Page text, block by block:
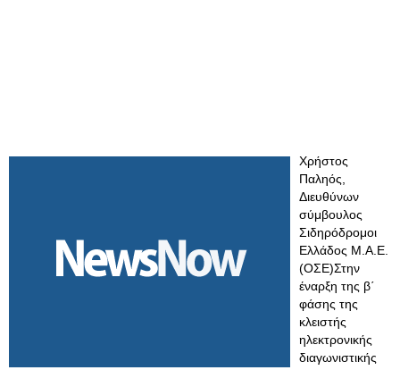
Χρήστος
Παληός,
Διευθύνων
σύμβουλος
Σιδηρόδρομοι
Ελλάδος Μ.Α.Ε.
(ΟΣΕ)Στην
έναρξη της β΄
φάσης της
κλειστής
ηλεκτρονικής
διαγωνιστικής